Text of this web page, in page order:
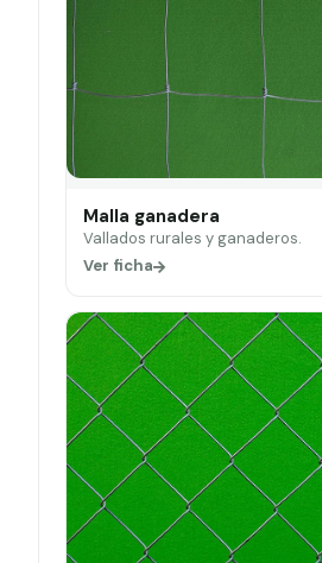
Malla ganadera
Vallados rurales y ganaderos.
Ver ficha